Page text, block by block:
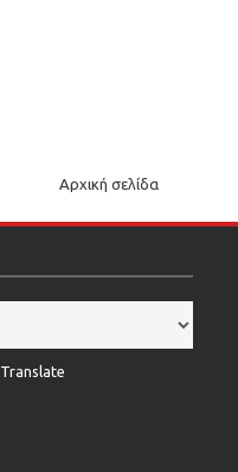
Αρχική σελίδα
Translate